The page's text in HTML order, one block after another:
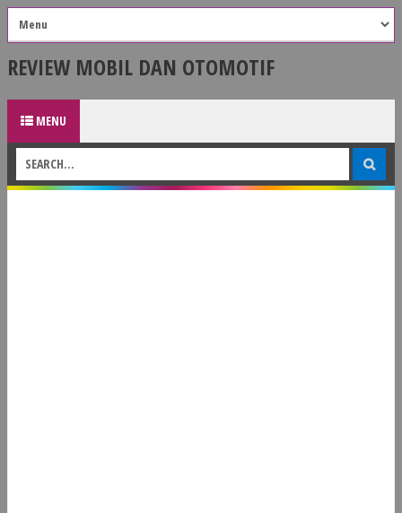
REVIEW MOBIL DAN OTOMOTIF
MENU